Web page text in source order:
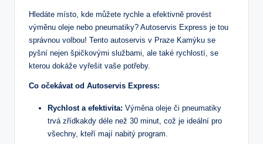
Hledáte místo, kde můžete rychle a efektivně provést
výměnu oleje nebo pneumatiky? Autoservis Express je ‍tou
správnou volbou! Tento⁤ autoservis​ v Praze Kamýku se
pyšní nejen špičkovými službami, ale také rychlostí, ⁢se
kterou dokáže vyřešit vaše potřeby.
Co očekávat​ od Autoservis Express:
Rychlost a efektivita: Výměna⁢ oleje či pneumatiky
trvá zřídkakdy déle než 30 ‌minut, což je ideální‍ pro
všechny, kteří mají nabitý ⁣program.